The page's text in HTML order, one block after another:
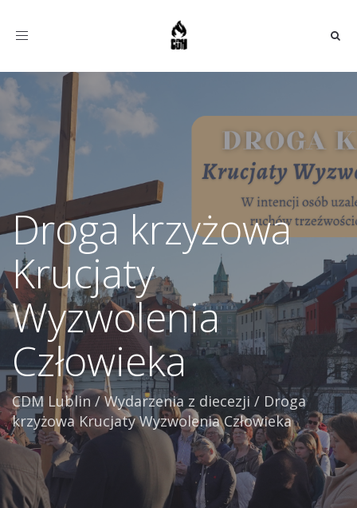
Toggle
Droga krzyżowa
Krucjaty
Wyzwolenia
Człowieka
CDM Lublin /Wydarzenia z diecezji / Droga
krzyżowa Krucjaty Wyzwolenia Człowieka